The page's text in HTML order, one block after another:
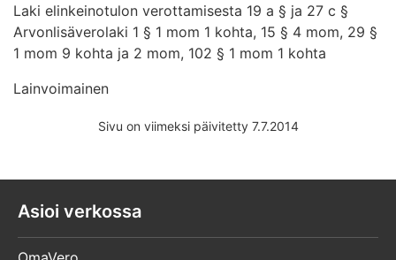
Laki elinkeinotulon verottamisesta 19 a § ja 27 c §
Arvonlisäverolaki 1 § 1 mom 1 kohta, 15 § 4 mom, 29 §
1 mom 9 kohta ja 2 mom, 102 § 1 mom 1 kohta
Lainvoimainen
Sivu on viimeksi päivitetty 7.7.2014
Asioi verkossa